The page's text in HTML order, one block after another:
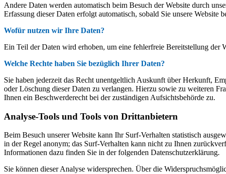
Andere Daten werden automatisch beim Besuch der Website durch
Erfassung dieser Daten erfolgt automatisch, sobald Sie unsere Website
Wofür nutzen wir Ihre Daten?
Ein Teil der Daten wird erhoben, um eine fehlerfreie Bereitstellung der
Welche Rechte haben Sie bezüglich Ihrer Daten?
Sie haben jederzeit das Recht unentgeltlich Auskunft über Herkunft,
oder Löschung dieser Daten zu verlangen. Hierzu sowie zu weiteren
Ihnen ein Beschwerderecht bei der zuständigen Aufsichtsbehörde zu.
Analyse-Tools und Tools von Drittanbietern
Beim Besuch unserer Website kann Ihr Surf-Verhalten statistisch
in der Regel anonym; das Surf-Verhalten kann nicht zu Ihnen
Informationen dazu finden Sie in der folgenden Datenschutzerklärung.
Sie können dieser Analyse widersprechen. Über die